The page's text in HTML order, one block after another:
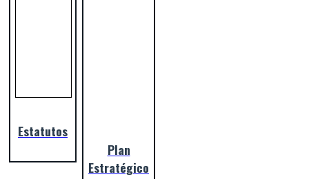
Estatutos
Plan
Estratégico